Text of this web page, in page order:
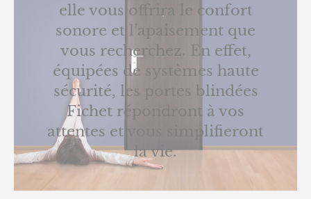
elle vous offrira le confort
sonore et l’apaisement que
vous recherchez. En effet,
équipées de systèmes haute
sécurité, les portes blindées
Fichet répondront à vos
attentes et vous simplifieront
la vie.